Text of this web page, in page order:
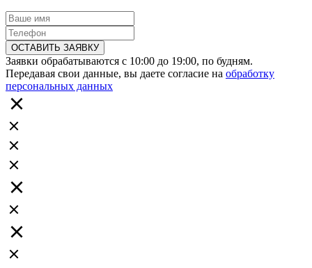
ОСТАВИТЬ ЗАЯВКУ
Заявки обрабатываются с 10:00 до 19:00, по будням.
Передавая свои данные, вы даете согласие на обработку
персональных данных